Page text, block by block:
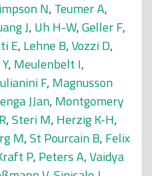
N, Teumer A,
J, Uh H-W,Geller F,
E, Lehne B,Vozzi D,
, Meulenbelt I,
F, Magnusson
JJan, Montgomery
,Steri M, Herzig K-H,
M,St Pourcain B, Felix
P, Peters A,Vaidya